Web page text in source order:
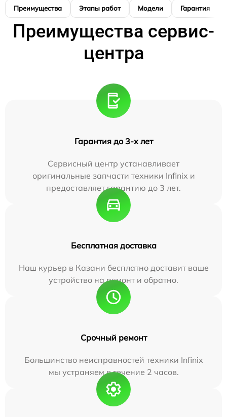
Преимущества Этапы работ Модели Гарантия
Преимущества сервис-
центра
Гарантия до 3-х лет
Сервисный центр устанавливает
оригинальные запчасти техники Infinix и
предоставляет гарантию до 3 лет.
Бесплатная доставка
Наш курьер в Казани бесплатно доставит ваше
устройство на ремонт и обратно.
Срочный ремонт
Большинство неисправностей техники Infinix
мы устраняем в течение 2 часов.